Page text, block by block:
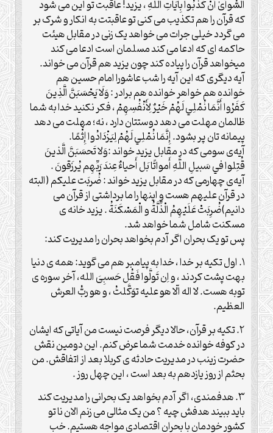
السُّوأَىٰ أَنْ كَذَّبُوا بِآيَاتِ اللَّهِ ، یزید! عاقبت تو این می شود
که قرآن را هم تکذیب می کنی تو عاقبتت به انکار و شرک بر
می گردد خیلی جرات می خواهد یک زنی در مقابل هیئت
حاکمه ای که ادعا می کند مسلمان است ادعا می کند
میخواهد قرآن را پیاده کند چون یزید هم قرآن می خواند.
آیه دیگری که این آیه را شب عاشورا امام حسین هم
خوانده هم خواهر خوانده هم برادر : وَلَا يَحْسَبَنَّ الَّذِينَ
كَفَرُوا أَنَّمَا نُمْلِي لَهُمْ خَيْرٌ لِأَنْفُسِهِمْ ، فکر نکنید خدا به شما
ظالمان مهلت می دهد دوستتان دارد ، نه؛ مهلت می دهد
پیمانه تان پر بشود. إِنَّمَا نُمْلِي لَهُمْ لِيَزْدَادُوا إِثْمًا.
آیه‌ی سومی که در مقابل یزید خواند :وَلا تَحسَبَنَّ الَّذينَ
قُتِلوا في سَبيلِ اللَّهِ أَمواتًا بَل أَحياءٌ عِندَ رَبِّهِم يُرزَقونَ .
آیه‌ی چهارمی که در مقابل یزید خواند : ضُربَت علیکم (البته
در قرآن علیهم هست و اینها را ما برداشتی از قرآن می
دانیم)ضُرِبَتْ عَلَیْهِمُ الْذِّلَّةُ و الْمَسْکَنَةُ . یزید خانه ی
مسکنت شامل شما خواهد شد.
پس تو یک بحران اگر آدم بخواهد بحران را مدیریت کند:
۱. اول تکیه بر خدا ، خدا به پیامبر هم می گوید: همه ی دنیا
بهت پشت کردند ، و اِن تَولَّوا فَقُل حَسبِیَ الله، آخر سوره ی
توبه هست. لا اله الّا هو علیه توَکَّلتُ ، و هو ربُّ العرش
العظیم.
۲. تکیه بر قرآن، حالا دیگر فرصت نیست من آیاتی که ایشان
در کوفه خوانده خدمت شما عرض کنم. این دومین نقش
حضرت زینب در مدیریت حادثه ی کربلا بعد از اتفاقش. من
بحثم از روز یازدهم به بعد است ، این چهل روز .
۳. هدفمندی، اگر آدم بخواهد یک بحرانی را مدیریت کند
باید ببیند هدفش چیه ؟ من یک مثالی می زنم الان نا تو
کشور خودمان با بحران اقتصادی مواجه هستیم. خب